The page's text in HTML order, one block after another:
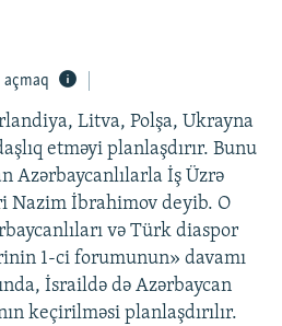
STANDARTLARIMIZ
açmaq
Litva, Polşa, Ukrayna
etməyi planlaşdırır. Bunu
Azərbaycanlılarla İş Üzrə
Nazim İbrahimov deyib. O
və Türk diaspor
1-ci forumunun» davamı
İsraildə də Azərbaycan
keçirilməsi planlaşdırılır.